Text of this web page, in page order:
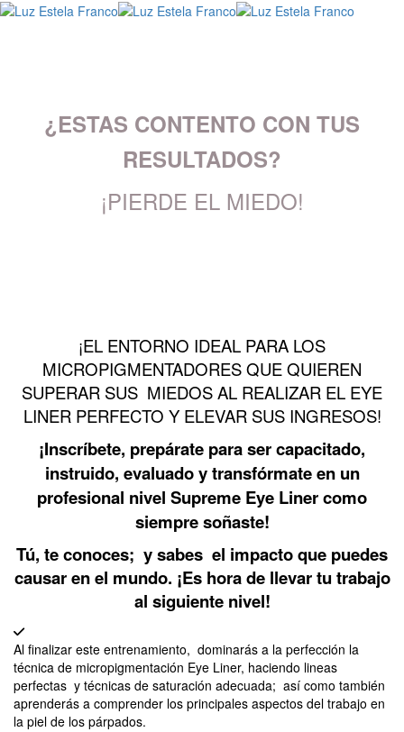
¿ESTAS CONTENTO CON TUS
RESULTADOS?
¡PIERDE EL MIEDO!
¡EL ENTORNO IDEAL PARA LOS
MICROPIGMENTADORES QUE QUIEREN
SUPERAR SUS MIEDOS AL REALIZAR EL EYE
LINER PERFECTO Y ELEVAR SUS INGRESOS!
¡Inscríbete, prepárate para ser capacitado,
instruido, evaluado y transfórmate en un
profesional nivel Supreme Eye Liner como
siempre soñaste!
Tú, te conoces; y sabes el impacto que puedes
causar en el mundo. ¡Es hora de llevar tu trabajo
al siguiente nivel!
Al finalizar este entrenamiento, dominarás a la perfección la
técnica de micropigmentación Eye Liner, haciendo lineas
perfectas y técnicas de saturación adecuada; así como también
aprenderás a comprender los principales aspectos del trabajo en
la piel de los párpados.